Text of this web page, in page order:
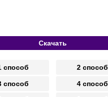
Скачать
способ 2 способ
способ 4 способ